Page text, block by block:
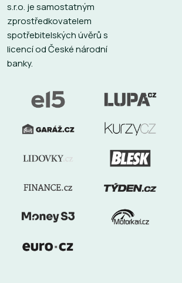
s.r.o. je samostatným
zprostředkovatelem
spotřebitelských úvěrů s
licencí od České národní
banky.